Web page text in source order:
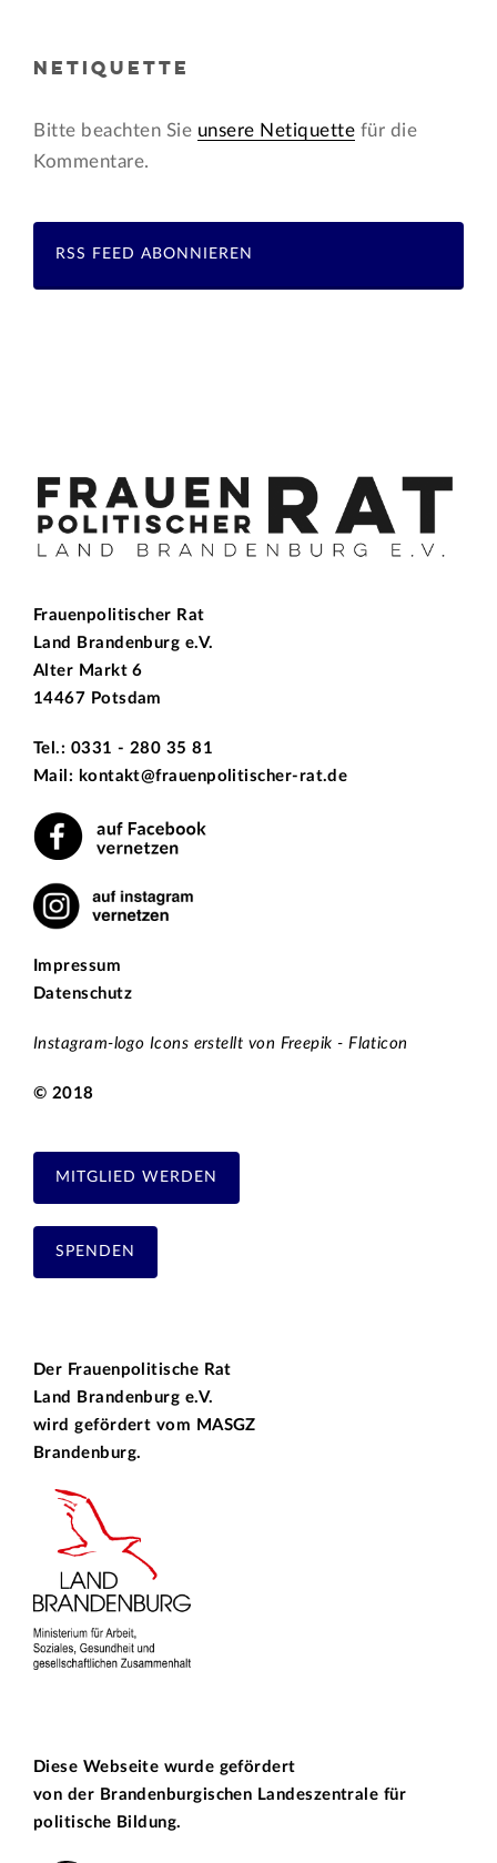
NETIQUETTE
Bitte beachten Sie unsere Netiquette für die
Kommentare.
RSS FEED ABONNIEREN
Frauenpolitischer Rat
Land Brandenburg e.V.
Alter Markt 6
14467 Potsdam
Tel.: 0331 - 280 35 81
Mail: kontakt@frauenpolitischer-rat.de
Impressum
Datenschutz
Instagram-logo Icons erstellt von Freepik - Flaticon
© 2018
MITGLIED WERDEN
SPENDEN
Der Frauenpolitische Rat
Land Brandenburg e.V.
wird gefördert vom MASGZ
Brandenburg.
Diese Webseite wurde gefördert
von der Brandenburgischen Landeszentrale für
politische Bildung.